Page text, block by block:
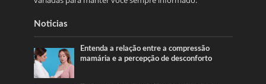
Noticias
Entenda a relação entre a compressão
mamária e a percepção de desconforto